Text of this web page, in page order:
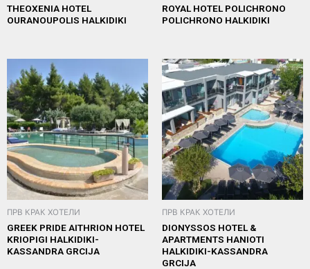
THEOXENIA HOTEL
OURANOUPOLIS HALKIDIKI
ROYAL HOTEL POLICHRONO
POLICHRONO HALKIDIKI
ПРВ КРАК ХОТЕЛИ
GREEK PRIDE AITHRION HOTEL
KRIOPIGI HALKIDIKI-
KASSANDRA GRCIJA
ПРВ КРАК ХОТЕЛИ
DIONYSSOS HOTEL &
APARTMENTS HANIOTI
HALKIDIKI-KASSANDRA
GRCIJA